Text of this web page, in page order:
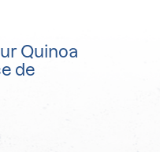
Quinoa
de